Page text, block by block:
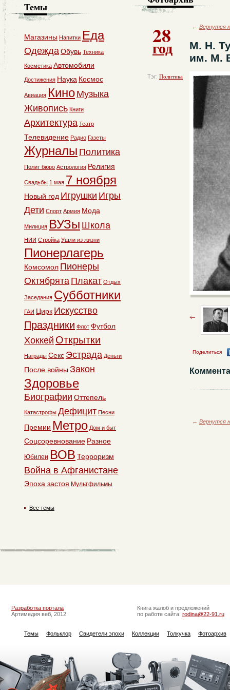
28
год
Тэг: Политика
← Вернутся
М. Н.
им. М.
Поделиться
← Вернутся
Темы
Магазины Напитки Еда
ОдеждаОбувь Техника
Косметика Автомобили
Достижения Наука Космос
Авиация Кино Музыка
Живопись Книги
Архитектура Театр
Телевидение Радио Газеты
Журналы Политика
Полит бюро Астрология Религия
Свадьбы 1 мая 7 ноября
Новый год Игрушки Игры
Дети Спорт Армия Мода
Милиция ВУЗы Школа
НИИ Стройка Ушли из жизни
Пионерлагерь
Комсомол Пионеры
Октябрята Плакат Отдых
Заседания Субботники
ГАИ Цирк Искусство
Праздники Флот Футбол
Хоккей Открытки
Награды Секс Эстрада Деньги
После войны Закон
Здоровье
Биографии Оттепель
Катастрофы Дефицит Песни
Премии Метро Дом и быт
Соцсоревнование Разное
Юбилеи ВОВ Терроризм
Война в Афганистане
Эпоха застоя Мультфильмы
Все темы
Разработка портала
Артимедия веб, 2012
Книга жалоб и предложений
по работе сайта: rodina@22-91.ru
Темы Фольклор Свидетели эпохи Коллекции Толкучка Фотоархив